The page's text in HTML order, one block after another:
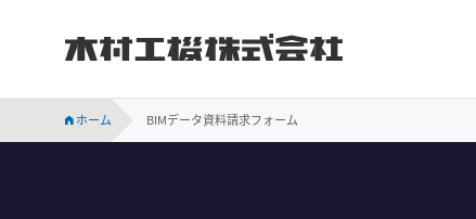
ホーム BIMデータ資料請求フォーム